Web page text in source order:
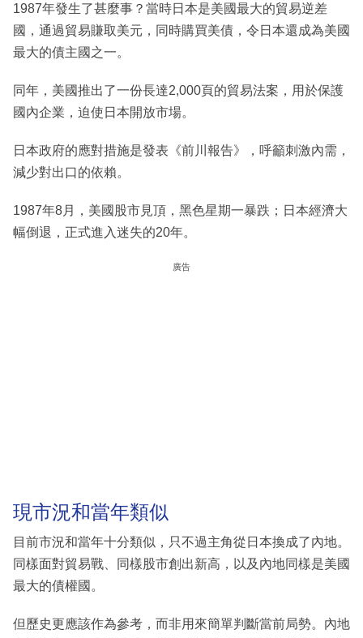
1987年發生了甚麼事？當時日本是美國最大的貿易逆差
國，通過貿易賺取美元，同時購買美債，令日本還成為美國
最大的債主國之一。
同年，美國推出了一份長達2,000頁的貿易法案，用於保護
國內企業，迫使日本開放市場。
日本政府的應對措施是發表《前川報告》，呼籲刺激內需，
減少對出口的依賴。
1987年8月，美國股市見頂，黑色星期一暴跌；日本經濟大
幅倒退，正式進入迷失的20年。
廣告
現市況和當年類似
目前市況和當年十分類似，只不過主角從日本換成了內地。
同樣面對貿易戰、同樣股市創出新高，以及內地同樣是美國
最大的債權國。
但歷史更應該作為參考，而非用來簡單判斷當前局勢。內地